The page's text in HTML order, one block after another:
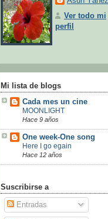
Ver todo mi
perfil
Mi lista de blogs
Cada mes un cine
MOONLIGHT
Hace 9 años
One week-One song
Here I go egain
Hace 12 años
Suscribirse a
Entradas